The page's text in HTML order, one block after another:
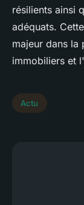
résilients ainsi
adéquats.
majeur dans la
immobiliers et
Actu